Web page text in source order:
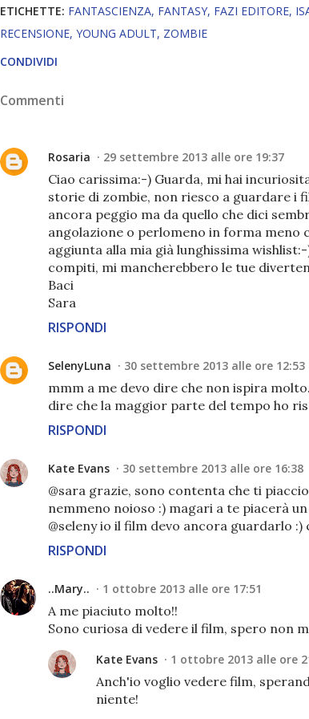
ETICHETTE: FANTASCIENZA FANTASY FAZI EDITORE
RECENSIONE YOUNG ADULT ZOMBIE
CONDIVIDI
Commenti
Rosaria 29 settembre 2013 alle ore 19:37
Ciao carissima:-) Guarda, mi hai
storie di zombie, non riesco a guardare i
ancora peggio ma da quello che dici
angolazione o perlomeno in forma
aggiunta alla mia già lunghissima
compiti, mi mancherebbero le tue
Baci
Sara
RISPONDI
SelenyLuna 30 settembre 2013 alle ore 12:53
mmm a me devo dire che non ispira
dire che la maggior parte del tempo ho
RISPONDI
Kate Evans 30 settembre 2013 alle ore 16:38
@sara grazie, sono contenta che ti
nemmeno noioso :) magari a te piacerà
@seleny io il film devo ancora guardarlo :)
RISPONDI
..Mary.. 1 ottobre 2013 alle ore 17:51
A me piaciuto molto!!
Sono curiosa di vedere il film, spero non
Kate Evans 1 ottobre 2013 alle ore
Anch'io voglio vedere film,
niente!